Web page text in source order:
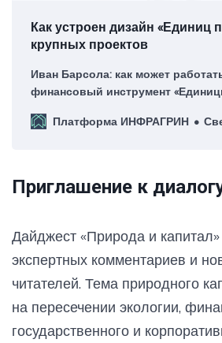
Как устроен дизайн «Единиц
крупных проектов
Иван Барсола: как может
финансовый инструмент
Платформа ИНФРАГРИН
Приглашение к
Дайджест «Природа и
экспертных комментариев и
читателей. Тема природного
на пересечении экологии,
государственного и